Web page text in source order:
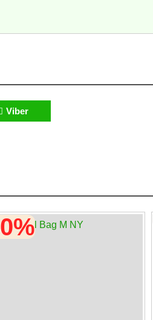
Viber